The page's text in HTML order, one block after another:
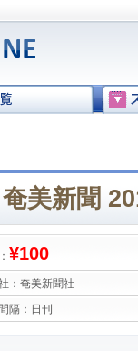
奄美新聞
¥100
： 奄美新聞社
隔： 日刊